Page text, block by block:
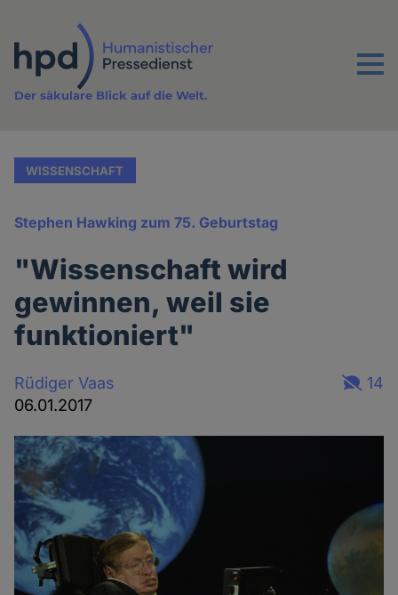
Inhalt
Menu
Der säkulare Blick auf die Welt.
WISSENSCHAFT
Stephen Hawking zum 75. Geburtstag
"Wissenschaft wird
gewinnen, weil sie
funktioniert"
Rüdiger Vaas
06.01.2017
14